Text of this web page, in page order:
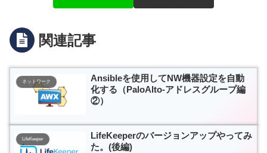
関連記事
ネットワーク
Ansibleを使用してNW機器設定を自動
化する（PaloAlto-アドレスグループ編
②）
LifeKeeper
LifeKeeperのバージョンアップやってみ
た。(後編)